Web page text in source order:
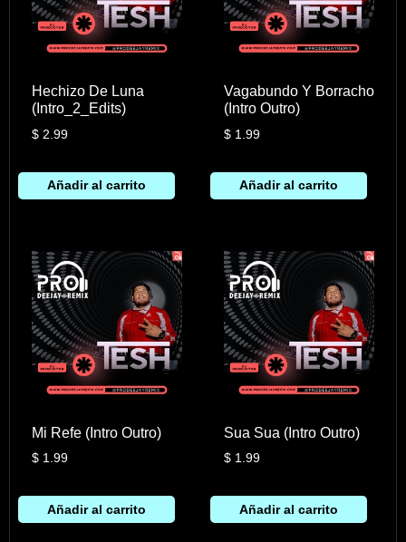
Hechizo De Luna
(Intro_2_Edits)
$2.99
Añadir al carrito
Vagabundo Y Borracho
(Intro Outro)
$ 1.99
Añadir al carrito
Mi Refe (Intro Outro)
$1.99
Añadir al carrito
Sua Sua (Intro Outro)
$ 1.99
Añadir al carrito